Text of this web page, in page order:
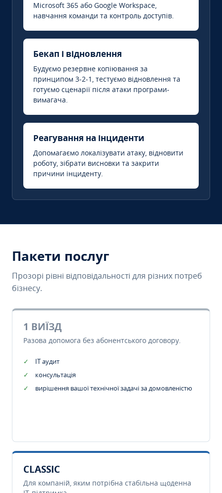
Microsoft 365 або Google Workspace,
навчання команди та контроль доступів.
Бекап і відновлення
Будуємо резервне копіювання за
принципом 3-2-1, тестуємо відновлення та
готуємо сценарії після атаки програми-
вимагача.
Реагування на інциденти
Допомагаємо локалізувати атаку, відновити
роботу, зібрати висновки та закрити
причини інциденту.
Пакети послуг
Прозорі рівні відповідальності для різних потреб
бізнесу.
1 ВИЇЗД
Разова допомога без абонентського договору.
IT аудит
консультація
вирішення вашої технічної задачі за домовленістю
CLASSIC
Для компаній, яким потрібна стабільна щоденна